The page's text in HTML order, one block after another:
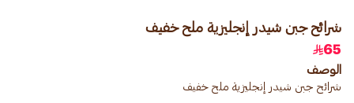
شرائح جبن شيدر إنجليزية ملح خفيف
65
الوصف
شرائح جبن شيدر إنجليزية ملح خفيف